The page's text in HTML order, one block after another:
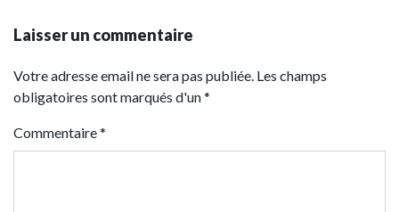
Laisser un commentaire
Votre adresse email ne sera pas publiée. Les champs
obligatoires sont marqués d'un *
Commentaire*